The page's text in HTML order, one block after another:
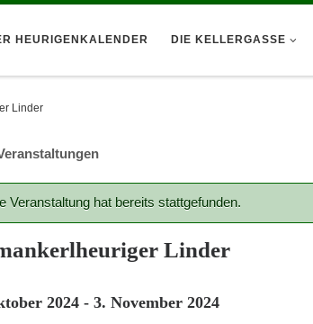
HEURIGENKALENDER DIE KELLERGASSE
Linder
Veranstaltung hat bereits stattgefunden.
Linder
2024 - 3. November 2024